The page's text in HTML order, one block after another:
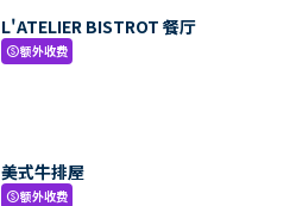
L'ATELIER BISTROT 餐厅
paid额外收费
美式牛排屋
paid额外收费